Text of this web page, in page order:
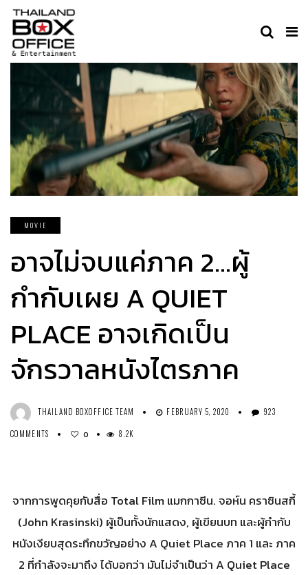
MOVIE
อาจไม่จบแค่ภาค 2…ผู้
กำกับเผย A QUIET
PLACE อาจเกิดเป็น
จักรวาลหนังไตรภาค
THAILAND BOXOFFICE TEAM FEBRUARY 5, 2020
923
COMMENTS
0 8.2K
จากการพูดคุยกับสื่อ Total Film แมกกาซีน. จอห์น คราซินสกี้
(John Krasinski) ผู้เป็นทั้งนักแสดง, ผู้เขียนบท และผู้กำกับ
หนังเงียบสุดระทึกขวัญอย่าง A Quiet Place ภาค 1 และ ภาค
2 ที่กำลังจะมาถึง ได้บอกว่า มันไม่จำเป็นว่า A Quiet Place